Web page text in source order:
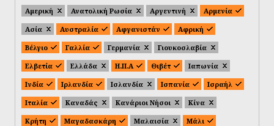
Αμερική
Ανατολική Ρωσία Αργεντινή
Αρμενία
Ασία
Αυστραλία Αφγανιστάν
Αφρική
Βέλγιο
Γαλλία Γερμανία
Γιουκοσλαβία
Ελβετία
Ελλάδα Η.Π.Α Θιβέτ
Ιαπωνία
Ινδία
Ιρλανδία Ισλανδία Ισπανία
Ισραήλ
Ιταλία
Καναδάς Κανάριοι Νήσοι
Κίνα
Κρήτη
Μαγαδασκάρη Μαλαισία
Μάλι